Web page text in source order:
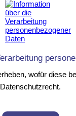
wofür diese
Datenschutzrecht.